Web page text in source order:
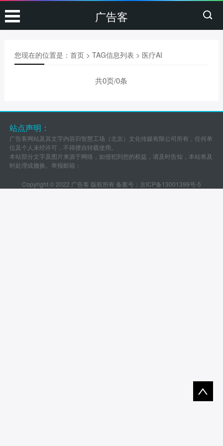
广告客
您现在的位置是： 首页> TAG信息列表 > 医疗AI
共0页/0条
站点声明：
广告客网站及其文字内容归智慧工场（北京）文化传媒有限公司所有，任何单
位及个人未经许可，不得擅自转载使用。
本站部分文字及图片来源于网络，如侵犯到您的权益，请及时告知，本站将及
时处理或撤换。举报邮箱：
Copyright © 2022 广告客 版权所有 备案号： 京ICP备13001399号-5